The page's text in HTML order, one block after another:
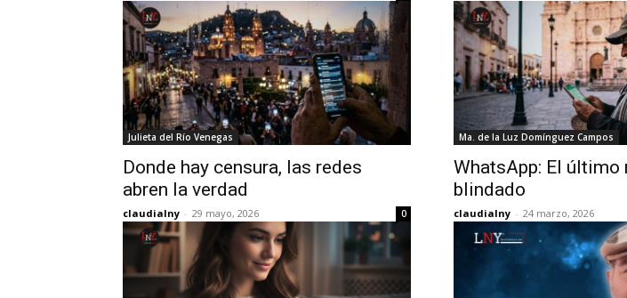
Julieta del Río Venegas
Donde hay censura, las redes
abren la verdad
claudialny - 29 mayo, 2026 0
Ma. de la Luz Domínguez Campos
WhatsApp: El último
blindado
claudialny - 24 marzo, 2026